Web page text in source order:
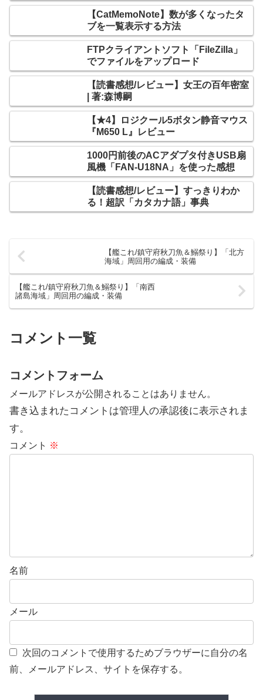
【CatMemoNote】数が多くなったタ
ブを一覧表示する方法
FTPクライアントソフト「FileZilla」
でファイルをアップロード
【読書感想/レビュー】女王の百年密室
| 著:森博嗣
【★4】ロジクール5ボタン静音マウス
『M650 L』レビュー
1000円前後のACアダプタ付きUSB扇
風機「FAN-U18NA」を使った感想
【読書感想/レビュー】すっきりわか
る！超訳「カタカナ語」事典
【艦これ/鎮守府秋刀魚＆鰯祭り】「北方
海域」周回用の編成・装備
【艦これ/鎮守府秋刀魚＆鰯祭り】「南西
諸島海域」周回用の編成・装備
コメント一覧
コメントフォーム
メールアドレスが公開されることはありません。
書き込まれたコメントは管理人の承認後に表示されま
す。
コメント ※
名前
メール
次回のコメントで使用するためブラウザーに自分の名
前、メールアドレス、サイトを保存する。